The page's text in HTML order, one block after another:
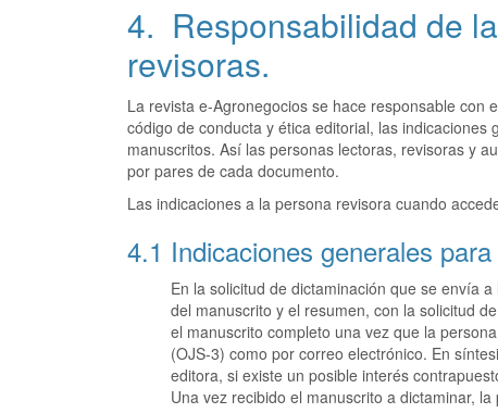
4. Responsabilidad de
revisoras.
La revista e-Agronegocios se hace responsable con
código de conducta y ética editorial, las
manuscritos. Así las personas lectoras, revisoras y
por pares de cada documento.
Las indicaciones a la persona revisora cuando
4.1 Indicaciones generales
En la solicitud de dictaminación que se envía
del manuscrito y el resumen, con la solicitud
el manuscrito completo una vez que la
(OJS-3) como por correo electrónico. En
editora, si existe un posible interés
Una vez recibido el manuscrito a dictaminar,